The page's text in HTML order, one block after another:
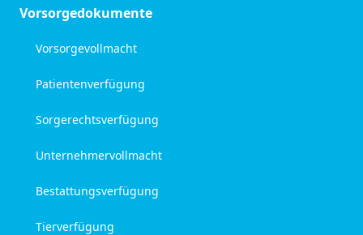
Vorsorgedokumente
Vorsorgevollmacht
Patientenverfügung
Sorgerechtsverfügung
Unternehmervollmacht
Bestattungsverfügung
Tierverfügung